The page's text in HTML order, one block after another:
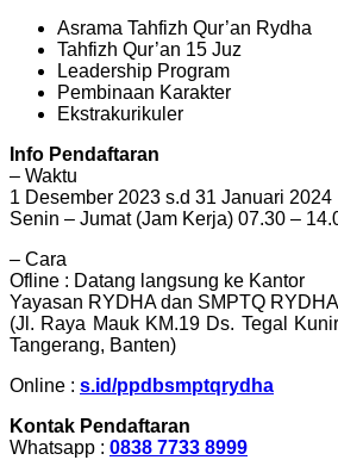
Asrama Tahfizh Qur’an Rydha
Tahfizh Qur’an 15 Juz
Leadership Program
Pembinaan Karakter
Ekstrakurikuler
Info Pendaftaran
– Waktu
1 Desember 2023 s.d 31 Januari 2024
Senin – Jumat (Jam Kerja) 07.30 –
– Cara
Ofline : Datang langsung ke Kantor
Yayasan RYDHA dan SMPTQ RYDHA
(Jl. Raya Mauk KM.19 Ds. Tegal
Tangerang, Banten)
Online : s.id/ppdbsmptqrydha
Kontak Pendaftaran
Whatsapp : 0838 7733 8999